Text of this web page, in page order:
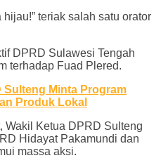
teriak salah satu orator
DPRD Sulawesi Tengah
terhadap Fuad Plered.
Sulteng Minta Program
Produk Lokal
Wakil Ketua DPRD Sulteng
Hidayat Pakamundi dan
massa aksi.